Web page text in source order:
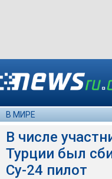
В МИРЕ
В числе
Турции был
Су-24 пилот